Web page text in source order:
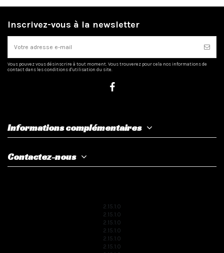
Inscrivez-vous à la newsletter
Vous pouvez vous désinscrire à tout moment. Vous trouverez pour cela nos informations de
contact dans les conditions d'utilisation du site.
Informations complémentaires
Contactez-nous
2.15.1.0
2.15.1.0
2.15.1.0
2.15.1.0
2.15.1.0
2.15.1.0